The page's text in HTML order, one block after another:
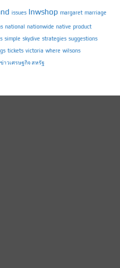
issues lnwshop margaret marriage
national nationwide native product
simple skydive strategies suggestions
tickets victoria where wilsons
ข่าวเศรษฐกิจ สหรัฐ